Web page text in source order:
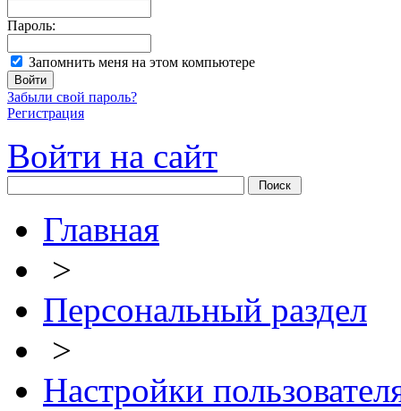
Пароль:
Запомнить меня на этом компьютере
Забыли свой пароль?
Регистрация
Войти на сайт
Главная
>
Персональный раздел
>
Настройки